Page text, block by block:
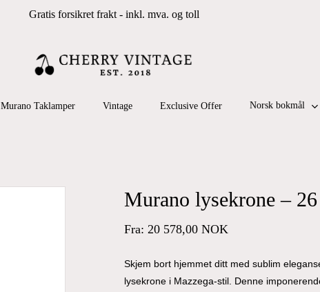
Gratis forsikret frakt - inkl. mva. og toll
Murano Taklamper Vintage Exclusive Offer Norsk bokmål
Murano lysekrone –
Fra: 20 578,00 NOK
Skjem bort hjemmet ditt med sublim
lysekrone i Mazzega-stil. Denne